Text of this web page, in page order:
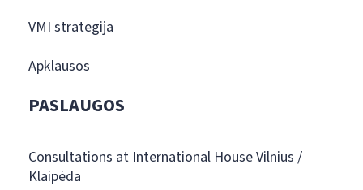
VMI strategija
Apklausos
PASLAUGOS
Consultations at International House Vilnius /
Klaipėda